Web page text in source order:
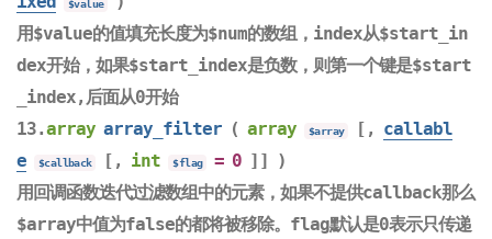
$value
用$value的值填充长度为$num的数组，index从$start_in
dex开始，如果$start_index是负数，则第一个键是$start
_index,后面从0开始
13.array array_filter ( array $array [, callabl
e
$callback [, int $flag = 0 ]] )
用回调函数迭代过滤数组中的元素，如果不提供callback那么
$array中值为false的都将被移除。flag默认是0表示只传递